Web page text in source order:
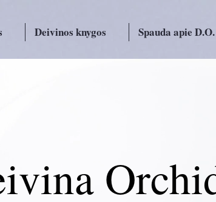
Deivinos knygos Spauda apie D.O.